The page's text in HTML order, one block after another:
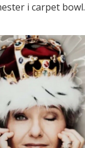
i carpet bowl.